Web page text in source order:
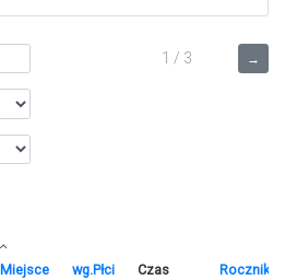
→
1 / 3
Miejsce wg.Płci Czas Rocznik